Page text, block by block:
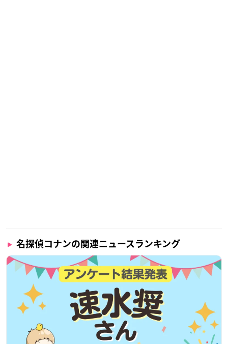
名探偵コナンの関連ニュースランキング